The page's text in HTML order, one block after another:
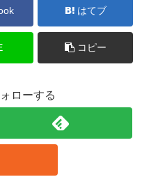
はてブ
コピー
ローする